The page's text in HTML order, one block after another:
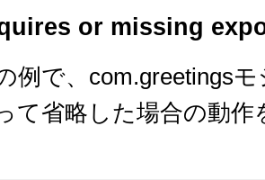
or missing
例で、com.greetings
て省略した場合の動作